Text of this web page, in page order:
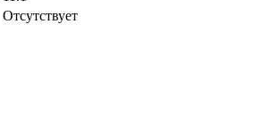
Отсутствует